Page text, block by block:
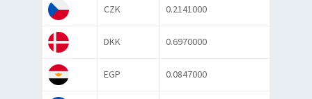
CZK 0.2141000
DKK 0.6970000
EGP 0.0847000